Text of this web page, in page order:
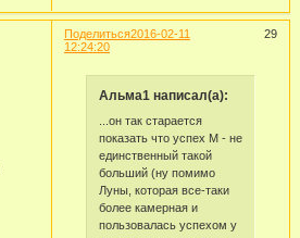
Поделиться 29
2016-02-11
12:24:20
Альма1 написал(а):
...он так старается
показать что успех М - не
единственный такой
больший (ну помимо
Луны, которая все-таки
более камерная и
пользовалась успехом у